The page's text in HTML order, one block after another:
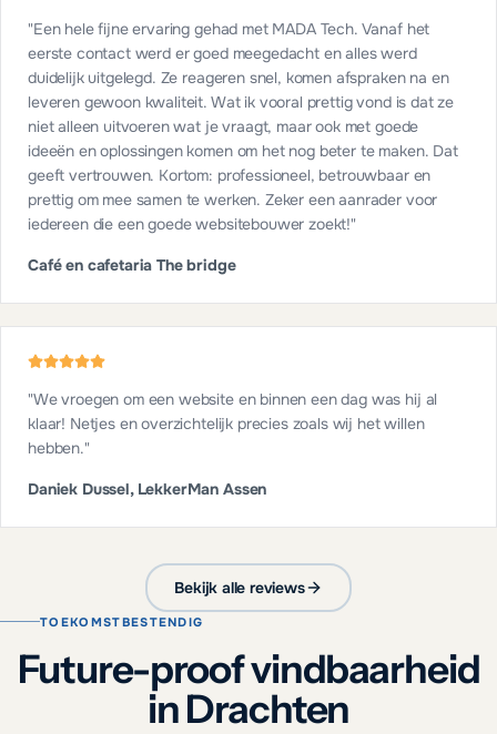
"Een hele fijne ervaring gehad met MADA Tech. Vanaf het
eerste contact werd er goed meegedacht en alles werd
duidelijk uitgelegd. Ze reageren snel, komen afspraken na en
leveren gewoon kwaliteit. Wat ik vooral prettig vond is dat ze
niet alleen uitvoeren wat je vraagt, maar ook met goede
ideeën en oplossingen komen om het nog beter te maken. Dat
geeft vertrouwen. Kortom: professioneel, betrouwbaar en
prettig om mee samen te werken. Zeker een aanrader voor
iedereen die een goede websitebouwer zoekt!"
Café en cafetaria The bridge
"We vroegen om een website en binnen een dag was hij al
klaar! Netjes en overzichtelijk precies zoals wij het willen
hebben."
Daniek Dussel, LekkerMan Assen
Bekijk alle reviews
TOEKOMSTBESTENDIG
Future-proof vindbaarheid
in Drachten